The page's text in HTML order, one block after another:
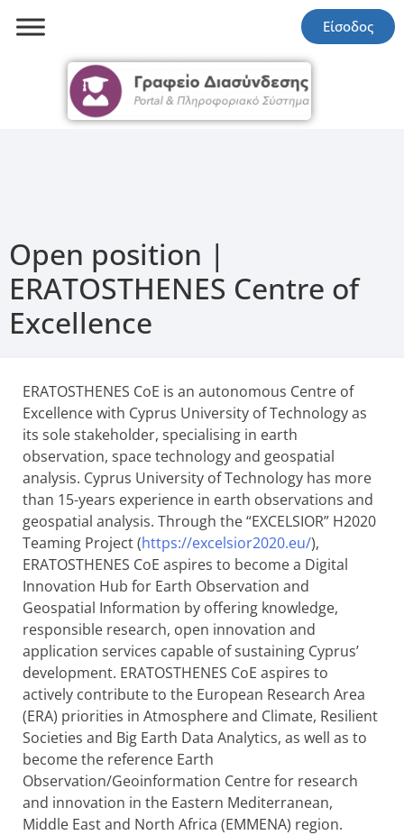
Είσοδος
Open position |
ERATOSTHENES Centre of
Excellence
ERATOSTHENES CoE is an autonomous Centre of
Excellence with Cyprus University of Technology as
its sole stakeholder, specialising in earth
observation, space technology and geospatial
analysis. Cyprus University of Technology has more
than 15-years experience in earth observations and
geospatial analysis. Through the “EXCELSIOR” H2020
Teaming Project (https://excelsior2020.eu/),
ERATOSTHENES CoE aspires to become a Digital
Innovation Hub for Earth Observation and
Geospatial Information by offering knowledge,
responsible research, open innovation and
application services capable of sustaining Cyprus’
development. ERATOSTHENES CoE aspires to
actively contribute to the European Research Area
(ERA) priorities in Atmosphere and Climate, Resilient
Societies and Big Earth Data Analytics, as well as to
become the reference Earth
Observation/Geoinformation Centre for research
and innovation in the Eastern Mediterranean,
Middle East and North Africa (EMMENA) region.